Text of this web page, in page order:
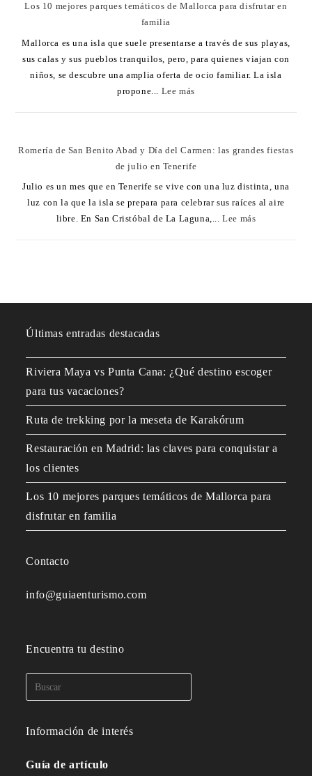
Los 10 mejores parques temáticos de Mallorca para disfrutar en
familia
Mallorca es una isla que suele presentarse a través de sus playas,
sus calas y sus pueblos tranquilos, pero, para quienes viajan con
niños, se descubre una amplia oferta de ocio familiar. La isla
propone... Lee más
Romería de San Benito Abad y Día del Carmen: las grandes fiestas
de julio en Tenerife
Julio es un mes que en Tenerife se vive con una luz distinta, una
luz con la que la isla se prepara para celebrar sus raíces al aire
libre. En San Cristóbal de La Laguna,...Lee más
Últimas entradas destacadas
Riviera Maya vs Punta Cana: ¿Qué destino escoger
para tus vacaciones?
Ruta de trekking por la meseta de Karakórum
Restauración en Madrid: las claves para conquistar a
los clientes
Los 10 mejores parques temáticos de Mallorca para
disfrutar en familia
Contacto
info@guiaenturismo.com
Encuentra tu destino
Información de interés
Guía de artículo